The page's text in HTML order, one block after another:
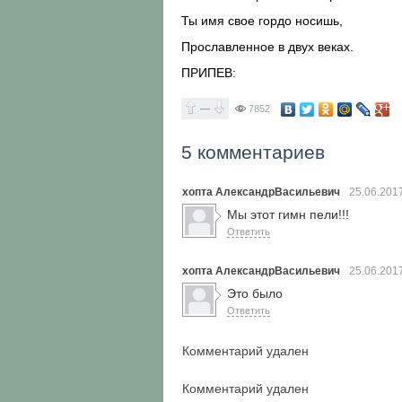
Ты имя свое гордо носишь,
Прославленное в двух веках.
ПРИПЕВ:
— 7852
5 комментариев
хопта АлександрВасильевич
Мы этот гимн пели!!!
Ответить
хопта АлександрВасильевич
Это было
Ответить
Комментарий удален
Комментарий удален